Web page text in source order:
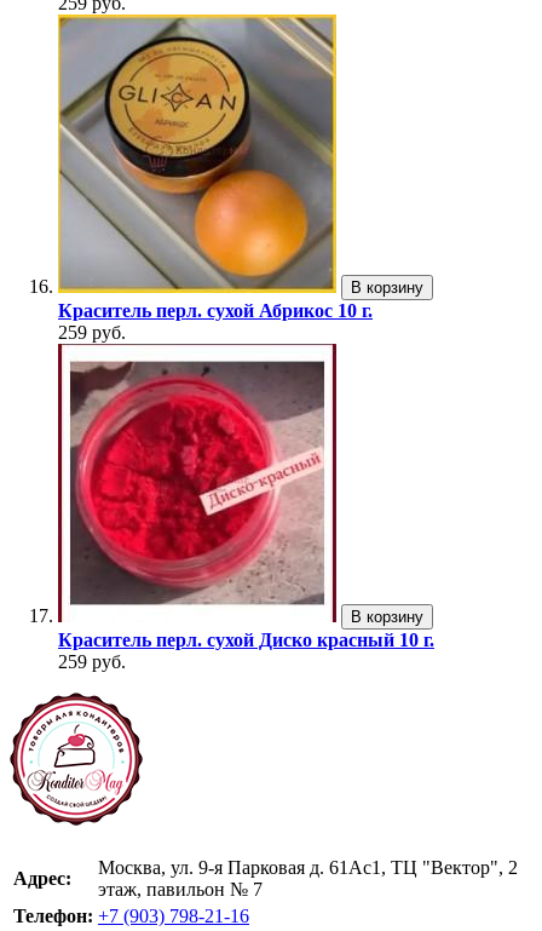
В корзину
Краситель перл. сухой Абрикос 10 г.
259 руб.
В корзину
Краситель перл. сухой Диско красный 10 г.
259 руб.
Адрес:
Москва, ул. 9-я Парковая д. 61Ас1, ТЦ "Вектор", 2
этаж, павильон № 7
Телефон: +7 (903) 798-21-16